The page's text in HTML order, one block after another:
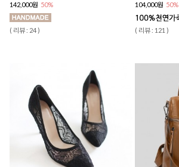
142,000원 50%
( 리뷰 : 24 )
104,000원 50%
( 리뷰 : 121 )